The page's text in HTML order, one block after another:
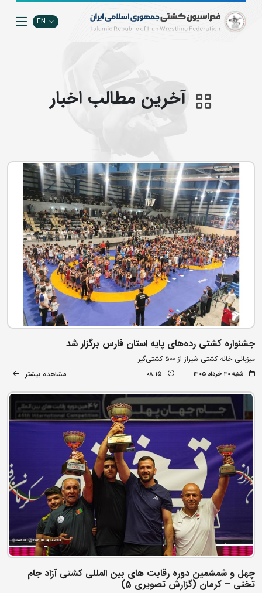
EN
آخرین مطالب اخبار
جشنواره کشتی رده‌های پایه استان فارس برگزار شد
میزبانی خانه کشتی شیراز از ۵۰۰ کشتی‌گیر
شنبه ۳۰ خرداد ۱۴۰۵ 08:15 مشاهده بیشتر
چهل و شمشمین دوره رقابت های بین المللی کشتی آزاد جام
تختی – کرمان (گزارش تصویری 5)